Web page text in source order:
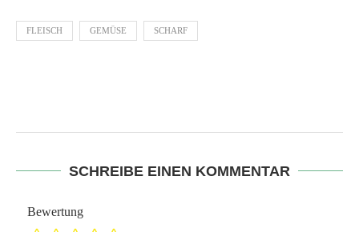
FLEISCH GEMÜSE SCHARF
SCHREIBE EINEN KOMMENTAR
Bewertung